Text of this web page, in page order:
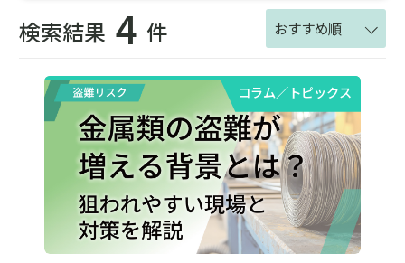
検索結果 4 件 おすすめ順
コラム／トピックス